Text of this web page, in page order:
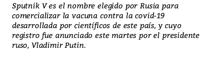
Sputnik V es el nombre elegido por Rusia para
comercializar la vacuna contra la covid-19
desarrollada por científicos de este país, y cuyo
registro fue anunciado este martes por el presidente
ruso, Vladimir Putin.